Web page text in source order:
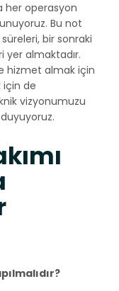
her operasyon
Bu not
bir sonraki
yer almaktadır.
hizmet almak için
için de
vizyonumuzu